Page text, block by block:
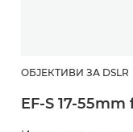
ОБЈЕКТИВИ ЗА DSLR
EF-S 17-55mm